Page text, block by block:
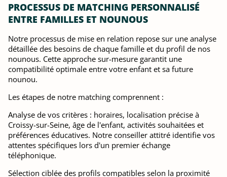
PROCESSUS DE MATCHING PERSONNALISÉ
ENTRE FAMILLES ET NOUNOUS
Notre processus de mise en relation repose sur une analyse
détaillée des besoins de chaque famille et du profil de nos
nounous. Cette approche sur-mesure garantit une
compatibilité optimale entre votre enfant et sa future
nounou.
Les étapes de notre matching comprennent :
Analyse de vos critères : horaires, localisation précise à
Croissy-sur-Seine, âge de l'enfant, activités souhaitées et
préférences éducatives. Notre conseiller attitré identifie vos
attentes spécifiques lors d'un premier échange
téléphonique.
Sélection ciblée des profils compatibles selon la proximité